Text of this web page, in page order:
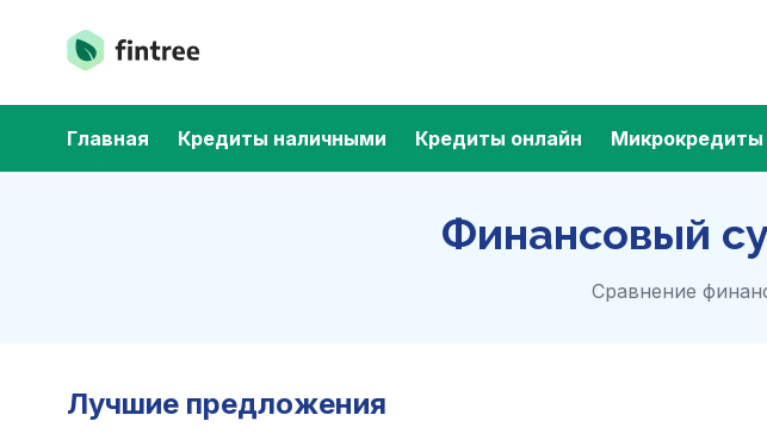
Главная Кредиты наличными Кредиты онлайн Микрокредиты
Финансовый
Cравнение
Лучшие предложения